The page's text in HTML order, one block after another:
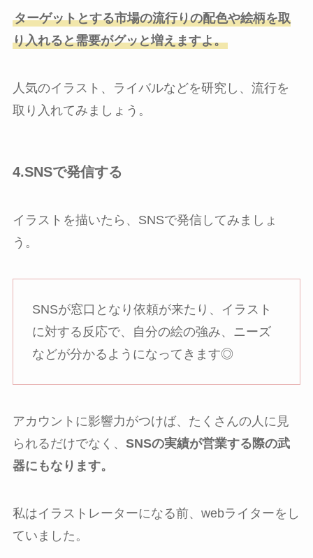
ターゲットとする市場の流行りの配色や絵柄を取
り入れると需要がグッと増えますよ。
人気のイラスト、ライバルなどを研究し、流行を
取り入れてみましょう。
4.SNSで発信する
イラストを描いたら、SNSで発信してみましょ
う。
SNSが窓口となり依頼が来たり、イラスト
に対する反応で、自分の絵の強み、ニーズ
などが分かるようになってきます◎
アカウントに影響力がつけば、たくさんの人に見
られるだけでなく、 SNSの実績が営業する際の武
器にもなります。
私はイラストレーターになる前、webライターをし
ていました。